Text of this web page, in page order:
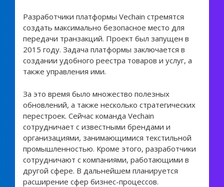
Разработчики платформы Vechain стремятся
создать максимально безопасное место для
передачи транзакций. Проект был запущен в
2015 году. Задача платформы заключается в
создании удобного реестра товаров и услуг, а
также управления ими.
За это время было множество полезных
обновлений, а также несколько стратегических
перестроек. Сейчас команда Veсhain
сотрудничает с известными брендами и
организациями, занимающимися текстильной
промышленностью. Кроме этого, разработчики
сотрудничают с компаниями, работающими в
другой сфере. В дальнейшем планируется
расширение сфер бизнес-процессов.